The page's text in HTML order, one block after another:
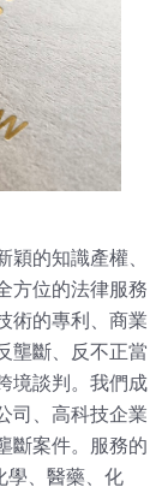
的知識產權、
方位的法律服務
術的專利、商業
壟斷、反不正當
境談判。我們成
司、高科技企業
斷案件。服務的
學、醫藥、化